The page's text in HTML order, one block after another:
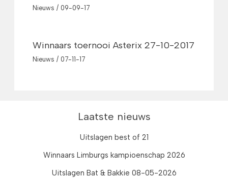
Nieuws / 09-09-17
Winnaars toernooi Asterix 27-10-2017
Nieuws / 07-11-17
Laatste nieuws
Uitslagen best of 21
Winnaars Limburgs kampioenschap 2026
Uitslagen Bat & Bakkie 08-05-2026